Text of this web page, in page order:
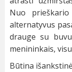
Nuo
alternatyvus
drauge su
menininkais,
Būtina